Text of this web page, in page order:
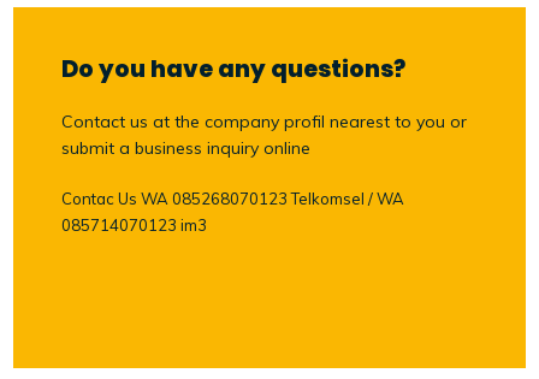
Do you have any questions?
Contact us at the company profil nearest to you or
submit a business inquiry online
Contac Us WA 085268070123 Telkomsel / WA
085714070123 im3